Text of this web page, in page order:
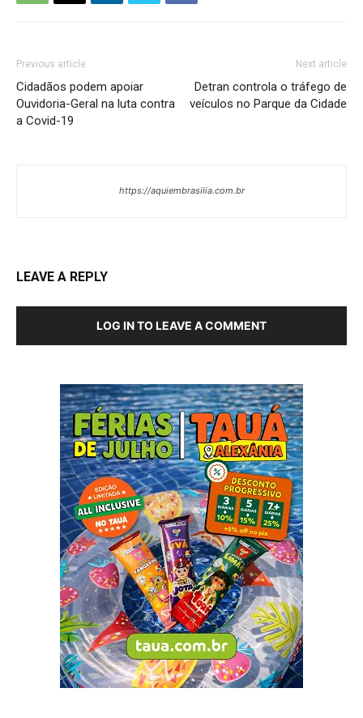
Previous article
Cidadãos podem apoiar
Ouvidoria-Geral na luta contra
a Covid-19
Next article
Detran controla o tráfego de
veículos no Parque da Cidade
https://aquiembrasilia.com.br
LEAVE A REPLY
LOG IN TO LEAVE A COMMENT